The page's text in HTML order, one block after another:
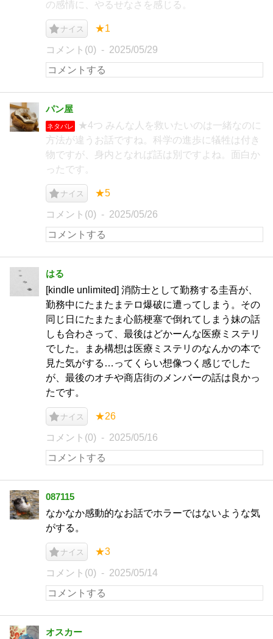
の感情に、やるせなさを感じる。
ナイス ★1
コメント(0) 2025/05/29
パン屋
ネタバレ
★4つ みんな人を救いたいのは一緒なのに
方法が違うお話ですね。科学の進歩に犠牲は付き
物ですが、身内となれば話は別ですよね。面白か
ったです。
ナイス ★5
コメント(0) 2025/05/26
はる
[kindle unlimited] 消防士として勤務する圭吾が、
勤務中にたまたまテロ爆破に遭ってしまう。その
同じ日にたまたま心筋梗塞で倒れてしまう妹の話
しも合わさって、最後はどかーんな医療ミステリ
でした。まあ構想は医療ミステリのなんかの本で
見た気がする…ってくらい想像つく感じでした
が、最後のオチや商店街のメンバーの話は良かっ
たです。
ナイス ★26
コメント(0) 2025/05/16
087115
なかなか感動的なお話でホラーではないような気
がする。
ナイス ★3
コメント(0) 2025/05/14
オスカー